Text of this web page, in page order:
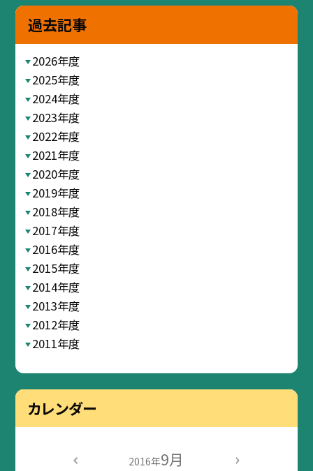
過去記事
2026年度
2025年度
2024年度
2023年度
2022年度
2021年度
2020年度
2019年度
2018年度
2017年度
2016年度
2015年度
2014年度
2013年度
2012年度
2011年度
カレンダー
2016年9月